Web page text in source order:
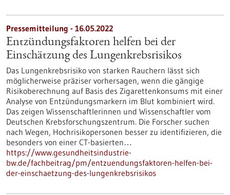
Pressemitteilung - 16.05.2022
Entzündungsfaktoren helfen bei der
Einschätzung des Lungenkrebsrisikos
Das Lungenkrebsrisiko von starken Rauchern lässt sich
möglicherweise präziser vorhersagen, wenn die gängige
Risikoberechnung auf Basis des Zigarettenkonsums mit einer
Analyse von Entzündungsmarkern im Blut kombiniert wird.
Das zeigen Wissenschaftlerinnen und Wissenschaftler vom
Deutschen Krebsforschungszentrum. Die Forscher suchen
nach Wegen, Hochrisikopersonen besser zu identifizieren, die
besonders von einer CT-basierten…
https://www.gesundheitsindustrie-
bw.de/fachbeitrag/pm/entzuendungsfaktoren-helfen-bei-
der-einschaetzung-des-lungenkrebsrisikos